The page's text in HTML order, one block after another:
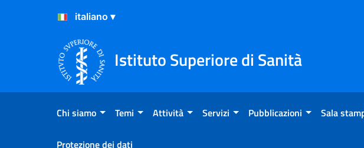
Salta al Contenuto
Salta al Footer
Istituto Superiore di Sanità
Chi siamo Temi Attività Servizi Pubblicazioni Sala
Protezione dei dati